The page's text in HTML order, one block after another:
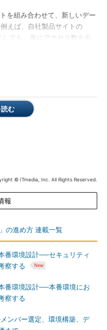
を組み合わせて、新しいデー
えば、自社製品サイトの
ても、単にアクセス数を出
などのデータも組み合せれ
されたデータがあれば、「次
なるのは言うまでもありませ
ボードに載せて、チームや経
析を、顧客向けWebサイトに
このようなサイクルが回る
ータサイエンティストは、さ
ります。
てください。
データを一箇所に集めること
活用の民主化が進んだ話
む
© ITmedia, Inc. All Rights Reserved.
報
の進め方 連載一覧
番環境設計──セキュリティ
察する
番環境設計──本番環境にお
察する
ンバー選定、環境構築、デ